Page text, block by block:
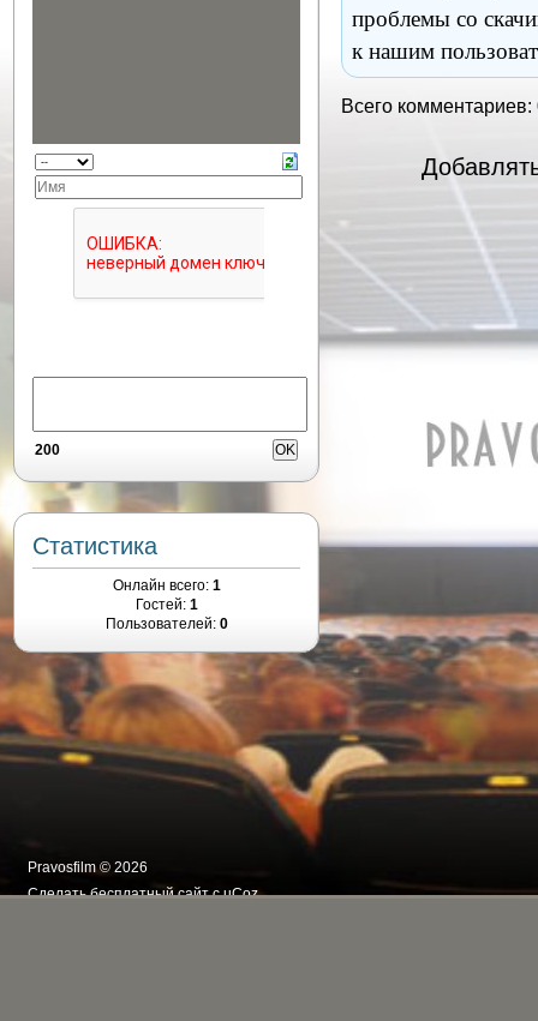
проблемы со
к нашим
Всего комментариев:
200
Статистика
Онлайн всего: 1
Гостей: 1
Пользователей: 0
Pravosfilm © 2026
Сделатьбесплатный сайтсuCoz